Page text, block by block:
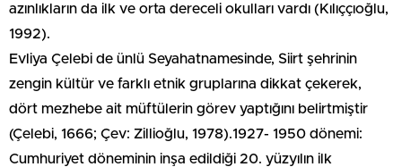
azınlıkların da ilk ve orta dereceli okulları vardı (Kılıççıoğlu,
1992).
Evliya Çelebi de ünlü Seyahatnamesinde, Siirt şehrinin
zengin kültür ve farklı etnik gruplarına dikkat çekerek,
dört mezhebe ait müftülerin görev yaptığını belirtmiştir
(Çelebi, 1666; Çev: Zillioğlu, 1978).1927- 1950 dönemi:
Cumhuriyet döneminin inşa edildiği 20. yüzyılın ilk